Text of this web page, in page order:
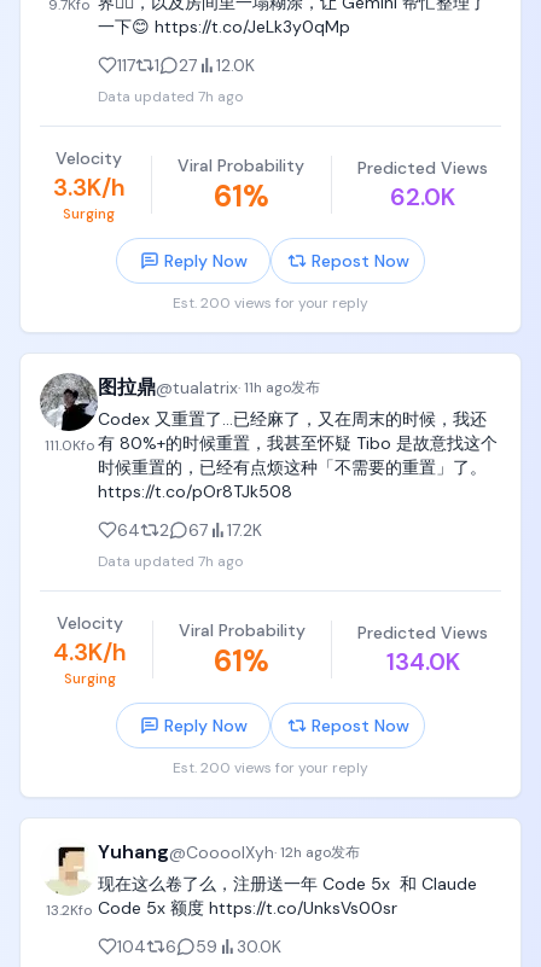
当然，这件事我自己也还在慢慢摸索。我现在依然觉
得自己的内容做得不够好，还有很多地方可以继续提
升。
高效的方法，我也会第一时间分享给大家。
OK，我是海明，下次再给大家分享。
9.7Kfo
一下😊 https://t.co/JeLk3y0qMp
117
1 27 12.0K
Data updated 7h ago
Velocity
3.3K/h
Surging
Viral Probability
61%
Predicted Views
62.0K
Reply Now Repost Now
Est. 200 views for your reply
111.0Kfo
图拉鼎@tualatrix·11h ago发布
Codex 又重置了…已经麻了，又在周末的时候，我还
有 80%+的时候重置，我甚至怀疑 Tibo 是故意找这个
时候重置的，已经有点烦这种「不需要的重置」了。
https://t.co/pOr8TJk508
64
2 67 17.2K
Data updated 7h ago
Velocity
4.3K/h
Surging
Viral Probability
61%
Predicted Views
134.0K
Reply Now Repost Now
Est. 200 views for your reply
13.2Kfo
Yuhang@CoooolXyh·12h ago发布
现在这么卷了么，注册送一年 Code 5x  和 Claude
Code 5x 额度 https://t.co/UnksVs00sr
104
6 59 30.0K